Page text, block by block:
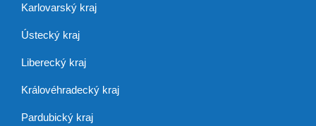
Karlovarský kraj
Ústecký kraj
Liberecký kraj
Královéhradecký kraj
Pardubický kraj